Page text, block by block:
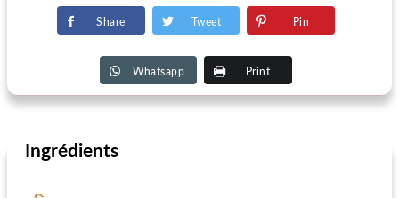
Share Tweet Pin
Whatsapp Print
Ingrédients